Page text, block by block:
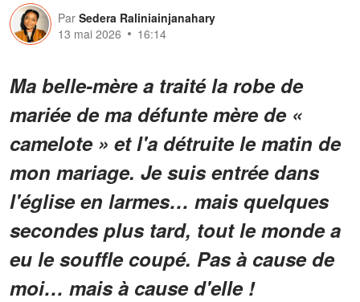
Par Sedera Raliniainjanahary
13 mai 2026
16:14
Ma belle-mère a traité la robe de
mariée de ma défunte mère de «
camelote » et l'a détruite le matin de
mon mariage. Je suis entrée dans
l'église en larmes… mais quelques
secondes plus tard, tout le monde a
eu le souffle coupé. Pas à cause de
moi… mais à cause d'elle !